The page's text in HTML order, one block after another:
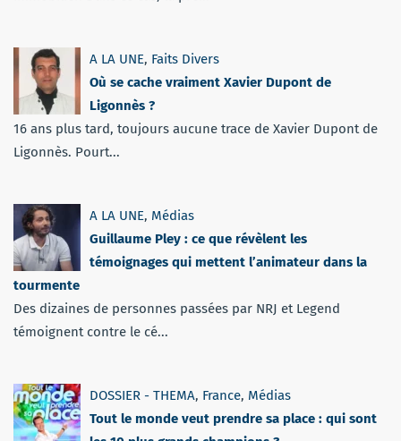
A LA UNE, Faits Divers
Où se cache vraiment Xavier Dupont de
Ligonnès ?
16 ans plus tard, toujours aucune trace de Xavier Dupont de
Ligonnès. Pourt...
A LA UNE, Médias
Guillaume Pley : ce que révèlent les
témoignages qui mettent l’animateur dans la
tourmente
Des dizaines de personnes passées par NRJ et Legend
témoignent contre le cé...
DOSSIER - THEMA, France, Médias
Tout le monde veut prendre sa place : qui sont